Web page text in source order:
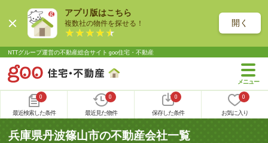
アプリ版はこちら
複数社の物件を探せる！ 開く
NTTグループ運営の不動産総合サイト goo住宅・不動産
0
最近検索した条件
0
最近見た物件
0
保存した条件
0
お気に入り
兵庫県丹波篠山市の不動産会社一覧